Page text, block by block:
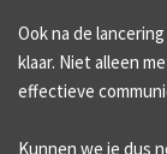
Ook na de
klaar. Niet alleen
effectieve
Kunnen we je dus